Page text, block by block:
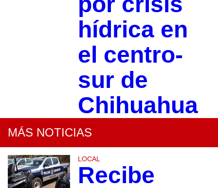
hídrica en
el centro-
sur de
Chihuahua
MÁS NOTICIAS
LOCAL
Recibe